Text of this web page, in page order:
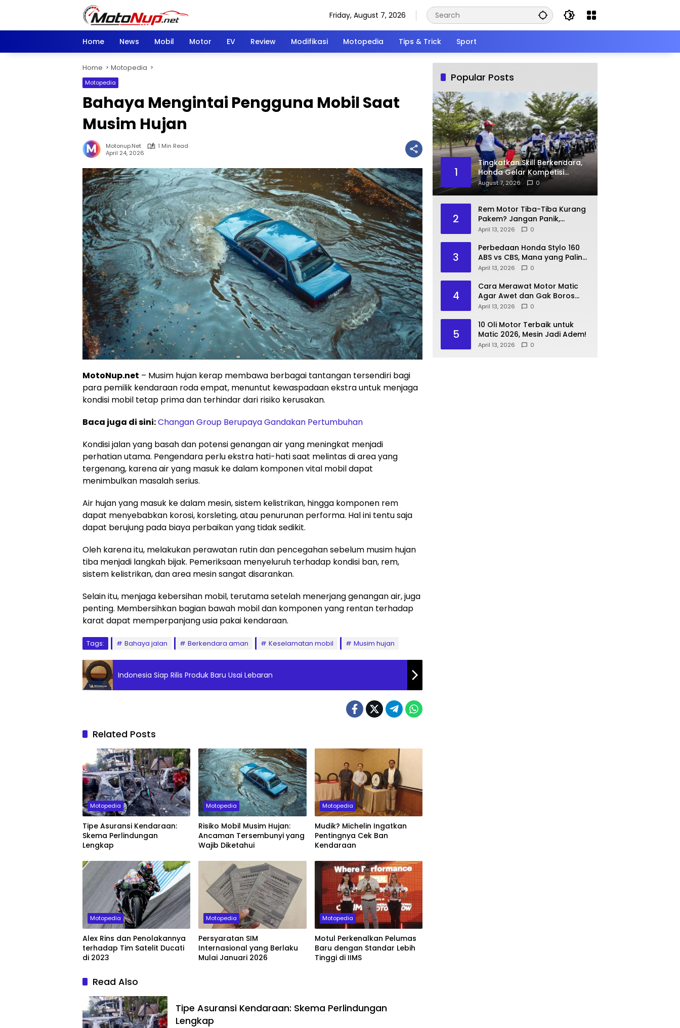
Friday, August 7, 2026
Home News Mobil Motor EV Review Modifikasi Motopedia Tips & Trick Sport
Home Motopedia
Motopedia
Bahaya Mengintai Pengguna Mobil Saat
Musim Hujan
Motonup.net
1 Min Read
April 24, 2026
MotoNup.net – Musim hujan kerap membawa berbagai tantangan tersendiri bagi
para pemilik kendaraan roda empat, menuntut kewaspadaan ekstra untuk menjaga
kondisi mobil tetap prima dan terhindar dari risiko kerusakan.
Baca juga di sini:Changan Group Berupaya Gandakan Pertumbuhan
Kondisi jalan yang basah dan potensi genangan air yang meningkat menjadi
perhatian utama. Pengendara perlu ekstra hati-hati saat melintas di area yang
tergenang, karena air yang masuk ke dalam komponen vital mobil dapat
menimbulkan masalah serius.
Air hujan yang masuk ke dalam mesin, sistem kelistrikan, hingga komponen rem
dapat menyebabkan korosi, korsleting, atau penurunan performa. Hal ini tentu saja
dapat berujung pada biaya perbaikan yang tidak sedikit.
Oleh karena itu, melakukan perawatan rutin dan pencegahan sebelum musim hujan
tiba menjadi langkah bijak. Pemeriksaan menyeluruh terhadap kondisi ban, rem,
sistem kelistrikan, dan area mesin sangat disarankan.
Selain itu, menjaga kebersihan mobil, terutama setelah menerjang genangan air, juga
penting. Membersihkan bagian bawah mobil dan komponen yang rentan terhadap
karat dapat memperpanjang usia pakai kendaraan.
Tags: Bahaya jalan Berkendara aman Keselamatan mobil Musim hujan
Indonesia Siap Rilis Produk Baru Usai Lebaran
Related Posts
Motopedia
Tipe Asuransi Kendaraan:
Skema Perlindungan
Lengkap
Motopedia
Risiko Mobil Musim Hujan:
Ancaman Tersembunyi yang
Wajib Diketahui
Motopedia
Mudik? Michelin Ingatkan
Pentingnya Cek Ban
Kendaraan
Motopedia
Alex Rins dan Penolakannya
terhadap Tim Satelit Ducati
di 2023
Motopedia
Persyaratan SIM
Internasional yang Berlaku
Mulai Januari 2026
Motopedia
Motul Perkenalkan Pelumas
Baru dengan Standar Lebih
Tinggi di IIMS
Read Also
Tipe Asuransi Kendaraan: Skema Perlindungan
Lengkap
Popular Posts
1
Tingkatkan Skill Berkendara,
Honda Gelar Kompetisi
Safety Riding
August 7, 2026 0
2
Rem Motor Tiba-Tiba Kurang
Pakem? Jangan Panik,
Lakukan Langkah Ini!
April 13, 2026 0
3
Perbedaan Honda Stylo 160
ABS vs CBS, Mana yang Paling
Pas?
April 13, 2026 0
4
Cara Merawat Motor Matic
Agar Awet dan Gak Boros
Bensin
April 13, 2026 0
5
10 Oli Motor Terbaik untuk
Matic 2026, Mesin Jadi Adem!
April 13, 2026 0